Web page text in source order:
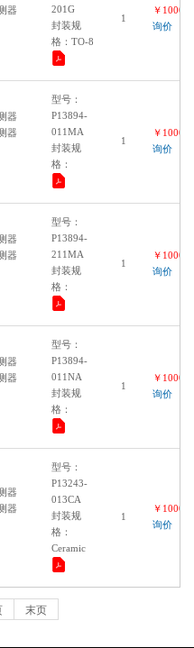
器
201G
封装规
格：TO-8
1
￥
询价
器
器
型号：
P13894-
011MA
封装规
格：
1
￥
询价
器
器
型号：
P13894-
211MA
封装规
格：
1
￥
询价
器
器
型号：
P13894-
011NA
封装规
格：
1
￥
询价
器
器
型号：
P13243-
013CA
封装规
格：
Ceramic
1
￥
询价
末页